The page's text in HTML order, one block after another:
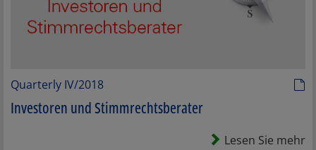
Quarterly IV/2018
Investoren und Stimmrechtsberater
Lesen Sie mehr